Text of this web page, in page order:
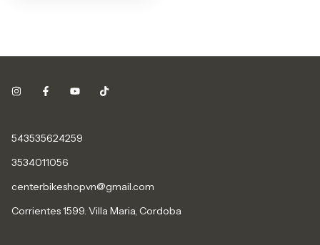
543535624259
3534011056
centerbikeshopvn@gmail.com
Corrientes 1599. Villa Maria, Cordoba